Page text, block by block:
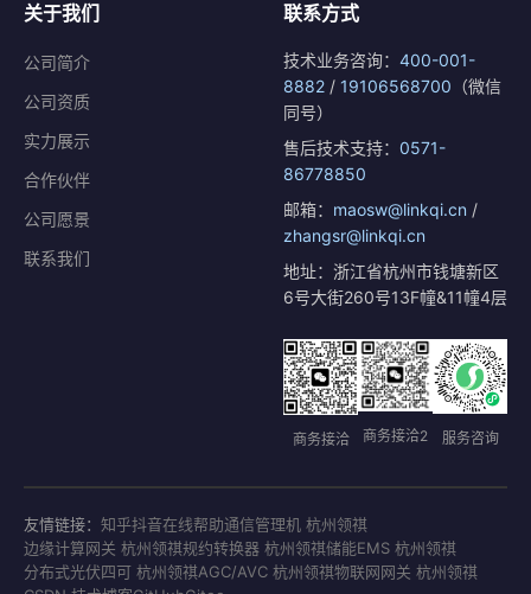
关于我们
公司简介
公司资质
实力展示
合作伙伴
公司愿景
联系我们
联系方式
技术业务咨询： 400-001-
8882 / 19106568700 （微信
同号）
售后技术支持： 0571-
86778850
邮箱： maosw@linkqi.cn /
zhangsr@linkqi.cn
地址：浙江省杭州市钱塘新区
6号大街260号13F幢&11幢4层
商务接洽 商务接洽2 服务咨询
友情链接： 知乎抖音在线帮助通信管理机 杭州领祺
边缘计算网关 杭州领祺规约转换器 杭州领祺储能EMS 杭州领祺
分布式光伏四可 杭州领祺AGC/AVC 杭州领祺物联网网关 杭州领祺